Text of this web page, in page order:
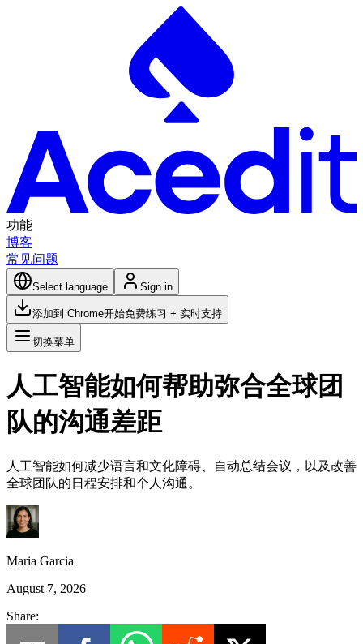
功能
博客
常见问题
Select language Sign in
添加到 Chrome开始免费练习 + 实时支持
切换菜单
人工智能如何帮助弥合全球团
队的沟通差距
人工智能如何减少语言和文化障碍、自动总结会议，以及改善
全球团队的日程安排和个人沟通。
Maria Garcia
August 7, 2026
Share: